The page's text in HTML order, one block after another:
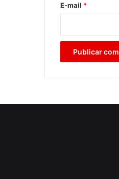
*
E-mail *